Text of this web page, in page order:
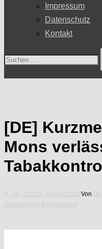
Impressum
Datenschutz
Kontakt
Suchen
[DE]
Mons
Von